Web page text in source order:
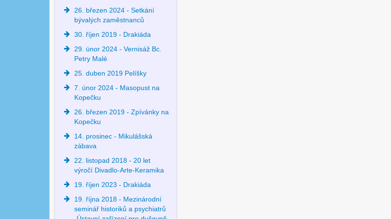
26. březen 2024 - Setkání
bývalých zaměstnanců
30. říjen 2019 - Drakiáda
29. únor 2024 - Vernisáž Bc.
Petry Malé
25. duben 2019 Pelíšky
7. únor 2024 - Masopust na
Kopečku
26. březen 2019 - Zpívánky na
Kopečku
14. prosinec - Mikulášská
zábava
22. listopad 2018 - 20 let
výročí Divadlo-Arte-Keramika
19. říjen 2023 - Drakiáda
19. října 2018 - Mezinárodní
seminář historiků a psychiatrů